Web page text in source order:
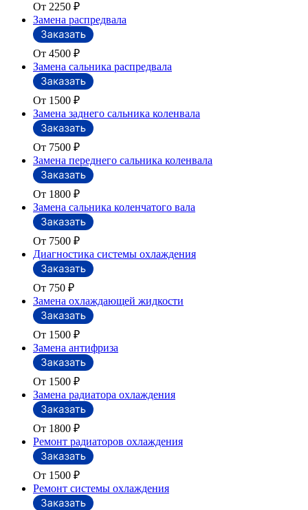
От 2250 ₽
Замена распредвала
От 4500 ₽
Замена сальника распредвала
От 1500 ₽
Замена заднего сальника коленвала
От 7500 ₽
Замена переднего сальника коленвала
От 1800 ₽
Замена сальника коленчатого вала
От 7500 ₽
Диагностика системы охлаждения
От 750 ₽
Замена охлаждающей жидкости
От 1500 ₽
Замена антифриза
От 1500 ₽
Замена радиатора охлаждения
От 1800 ₽
Ремонт радиаторов охлаждения
От 1500 ₽
Ремонт системы охлаждения